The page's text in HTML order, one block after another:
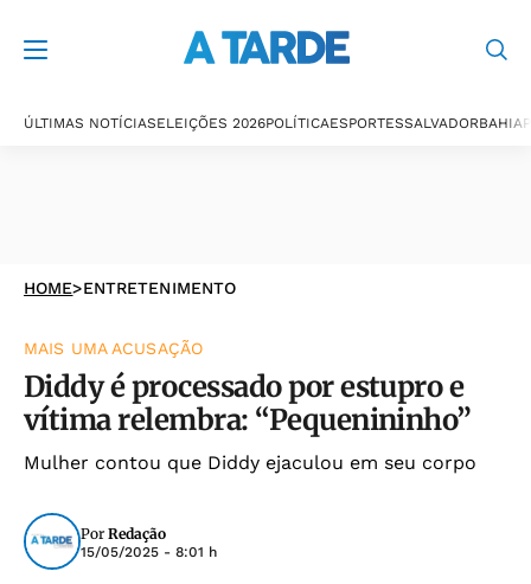
ÚLTIMAS NOTÍCIASELEIÇÕES 2026POLÍTICAESPORTESSALVADORBAHIA
HOME>ENTRETENIMENTO
MAIS UMA ACUSAÇÃO
Diddy é processado por estupro e
vítima relembra: “Pequenininho”
Mulher contou que Diddy ejaculou em seu corpo
Por Redação
15/05/2025 - 8:01 h